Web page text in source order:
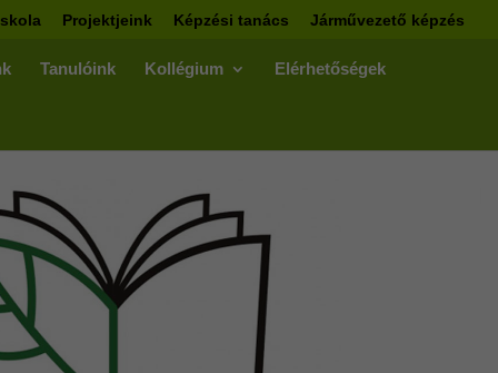
Projektjeink Képzési tanács Járművezető képzés
Tanulóink Kollégium Elérhetőségek